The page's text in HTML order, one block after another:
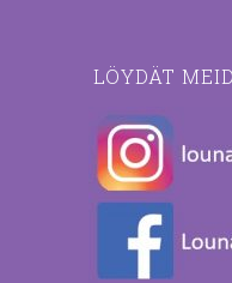
LÖYDÄT